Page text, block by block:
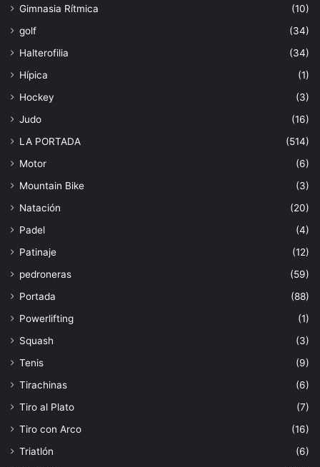
Gimnasia Rítmica
(10)
golf
(34)
Halterofilia
(34)
Hípica
(1)
Hockey
(3)
Judo
(16)
LA PORTADA
(514)
Motor
(6)
Mountain Bike
(3)
Natación
(20)
Padel
(4)
Patinaje
(12)
pedroneras
(59)
Portada
(88)
Powerlifting
(1)
Squash
(3)
Tenis
(9)
Tirachinas
(6)
Tiro al Plato
(7)
Tiro con Arco
(16)
Triatlón
(6)